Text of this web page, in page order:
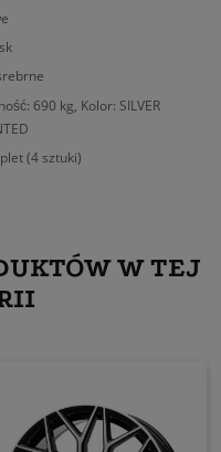
690 kg, Kolor: SILVER
(4 sztuki)
W TEJ